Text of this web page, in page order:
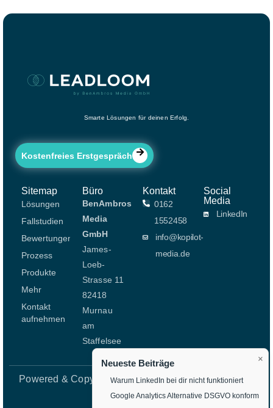
×
Neueste Beiträge
Warum LinkedIn bei dir nicht funktioniert
Google Analytics Alternative DSGVO konform
Smarte Lösungen für deinen Erfolg.
Kostenfreies Erstgespräch
Sitemap
Lösungen
Fallstudien
Bewertungen
Prozess
Produkte
Mehr
Kontakt
aufnehmen
Büro
BenAmbros
Media
GmbH
James-
Loeb-
Strasse 11
82418
Murnau
am
Staffelsee
Kontakt
0162
1552458
info@kopilot-
media.de
Social
Media
LinkedIn
Powered & Copyright © Ben Ambros Media
GmbH
Impressu
m